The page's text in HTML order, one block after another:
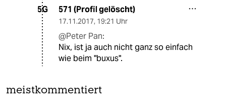
5G 571 (Profil gelöscht)
17.11.2017, 19:21 Uhr
@Peter Pan:
Nix, ist ja auch nicht ganz so einfach
wie beim "buxus".
meistkommentiert